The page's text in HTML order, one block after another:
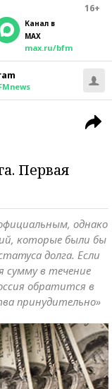
16+
Канал в
MAX
max.ru/bfm
Первая
однако
которые были бы
долга. Если
в течение
обратится в
принудительно»